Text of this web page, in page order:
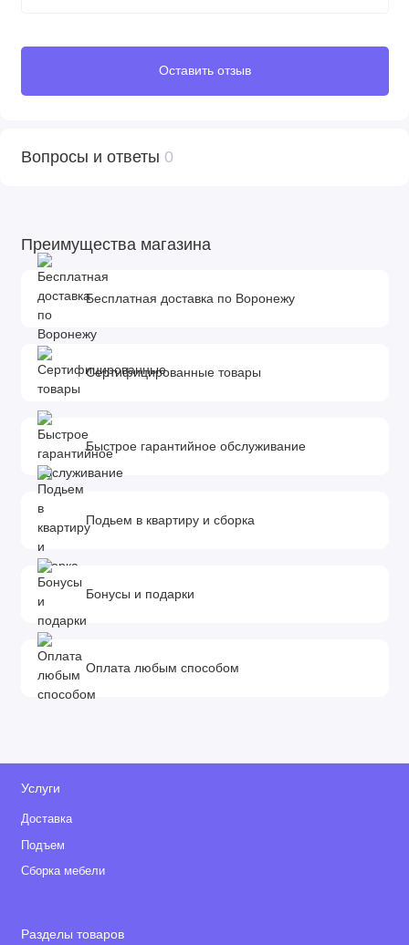
• Оценка Всеобщего немецкого автомобильного
Оставить отзыв
Вопросы и ответы 0
Преимущества магазина
Бесплатная доставка по Воронежу
Сертифицированные товары
Быстрое гарантийное обслуживание
Подьем в квартиру и сборка
Бонусы и подарки
Оплата любым способом
Услуги
Доставка
Подъем
Сборка мебели
Разделы товаров